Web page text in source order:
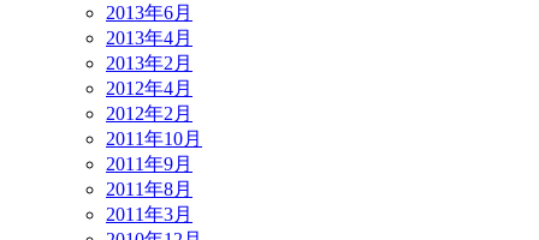
2013年6月
2013年4月
2013年2月
2012年4月
2012年2月
2011年10月
2011年9月
2011年8月
2011年3月